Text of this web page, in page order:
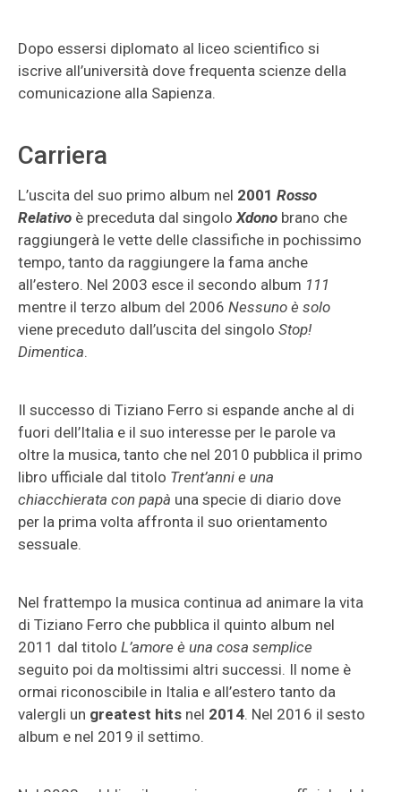
Dopo essersi diplomato al liceo scientifico si
iscrive all’università dove frequenta scienze della
comunicazione alla Sapienza.
Carriera
L’uscita del suo primo album nel 2001 Rosso
Relativo è preceduta dal singoloXdono brano che
raggiungerà le vette delle classifiche in pochissimo
tempo, tanto da raggiungere la fama anche
all’estero. Nel 2003 esce il secondo album 111
mentre il terzo album del 2006 Nessuno è solo
viene preceduto dall’uscita del singolo Stop!
Dimentica.
Il successo di Tiziano Ferro si espande anche al di
fuori dell’Italia e il suo interesse per le parole va
oltre la musica, tanto che nel 2010 pubblica il primo
libro ufficiale dal titolo Trent’anni e una
chiacchierata con papà una specie di diario dove
per la prima volta affronta il suo orientamento
sessuale.
Nel frattempo la musica continua ad animare la vita
di Tiziano Ferro che pubblica il quinto album nel
2011 dal titolo L’amore è una cosa semplice
seguito poi da moltissimi altri successi. Il nome è
ormai riconoscibile in Italia e all’estero tanto da
valergli un greatest hits nel 2014. Nel 2016 il sesto
album e nel 2019 il settimo.